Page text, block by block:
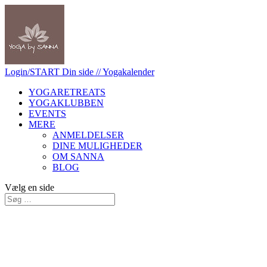
Login/START Din side // Yogakalender
YOGARETREATS
YOGAKLUBBEN
EVENTS
MERE
ANMELDELSER
DINE MULIGHEDER
OM SANNA
BLOG
Vælg en side